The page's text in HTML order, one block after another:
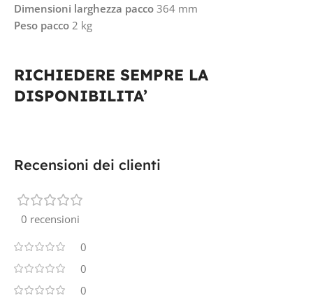
Dimensioni larghezza pacco 364 mm
Peso pacco 2 kg
RICHIEDERE SEMPRE LA
DISPONIBILITA’
Recensioni dei clienti
0 recensioni
0
0
0